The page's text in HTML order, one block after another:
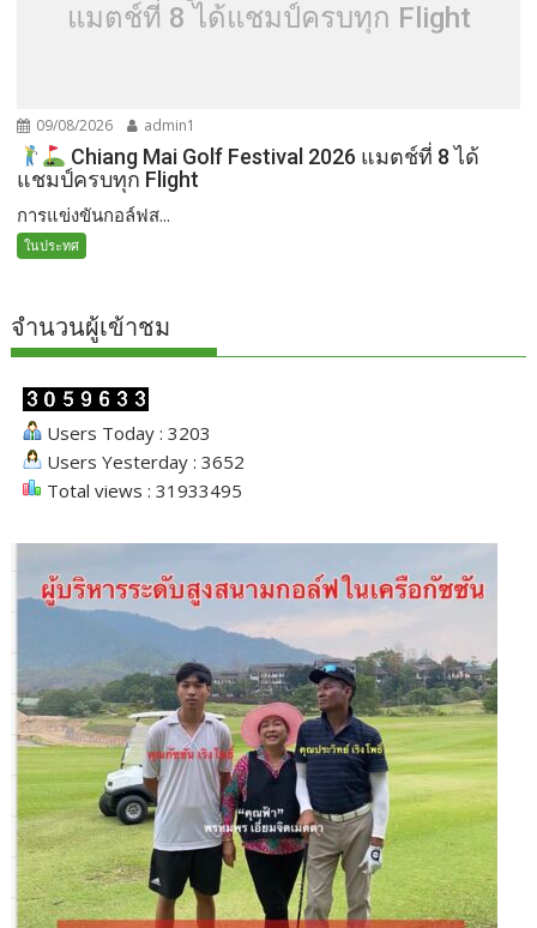
แมตช์ที่ 8 ได้แชมป์ครบทุก Flight
09/08/2026 admin1
Chiang Mai Golf Festival 2026 แมตช์ที่ 8 ได้
แชมป์ครบทุก Flight
การแข่งขันกอล์ฟส...
ในประทศ
จำนวนผู้เข้าชม
Users Today : 3203
Users Yesterday : 3652
Total views : 31933495